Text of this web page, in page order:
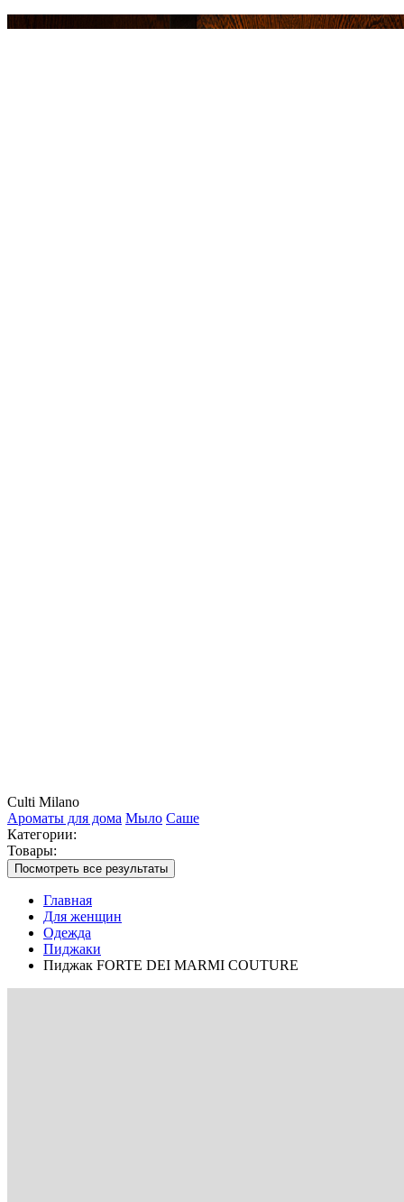
Culti Milano
Ароматы для дома Мыло Саше
Категории:
Товары:
Посмотреть все результаты
Главная
Для женщин
Одежда
Пиджаки
Пиджак FORTE DEI MARMI COUTURE